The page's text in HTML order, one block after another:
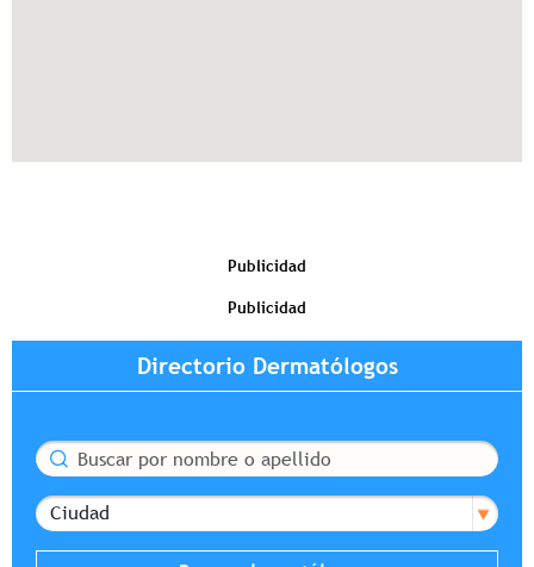
Publicidad
Publicidad
Directorio Dermatólogos
Buscar
Ciudad